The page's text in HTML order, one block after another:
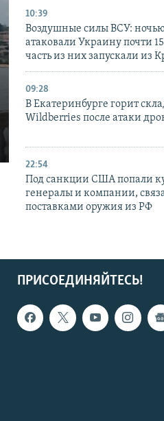
10:39
Воздушные силы ВСУ:
атаковали Украину почти
часть из них запускали из
09:28
В Екатеринбурге горит
Wildberries после атаки
22:54
Под санкции США попали
генералы и компании,
поставками оружия из РФ
ПРИСОЕДИНЯЙТЕСЬ!